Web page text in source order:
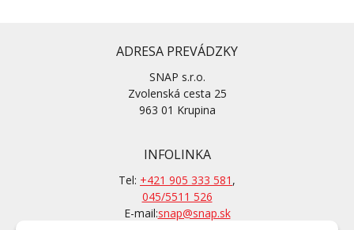
ADRESA PREVÁDZKY
SNAP s.r.o.
Zvolenská cesta 25
963 01 Krupina
INFOLINKA
Tel: +421 905 333 581 ,
045/5511 526
E-mail:snap@snap.sk